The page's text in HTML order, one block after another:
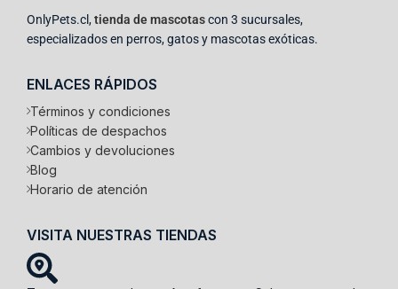
OnlyPets.cl,tienda de mascotascon 3 sucursales,
especializados en perros, gatos y mascotas exóticas.
ENLACES RÁPIDOS
Términos y condiciones
Políticas de despachos
Cambios y devoluciones
Blog
Horario de atención
VISITA NUESTRAS TIENDAS